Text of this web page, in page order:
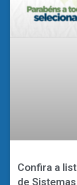
Confira a
de